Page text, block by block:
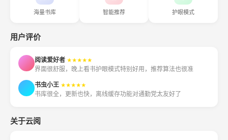
海量书库 智能推荐 护眼模式
用户评价
阅读爱好者 ★★★★★
界面很舒服，晚上看书护眼模式特别好用，推荐算法也很准
书虫小王 ★★★★★
书库很全，更新也快，离线缓存功能对通勤党太友好了
关于云阅